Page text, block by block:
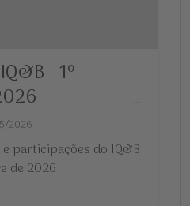
- 1º
...
2026
participações do IQ&B
de 2026